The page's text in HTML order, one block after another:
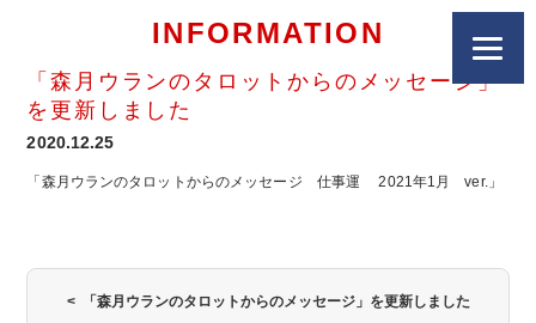
INFORMATION
「森月ウランのタロットからのメッセージ」
を更新しました
2020.12.25
「森月ウランのタロットからのメッセージ 仕事運 2021年1月 ver.」
< 「森月ウランのタロットからのメッセージ」を更新しました